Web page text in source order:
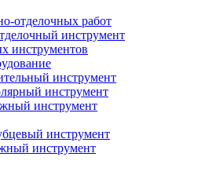
отделочных работ
инструмент
инструментов
инструмент
инструмент
инструмент
инструмент
инструмент